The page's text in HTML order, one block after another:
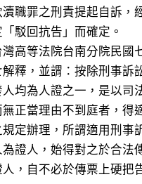
職罪之刑責提起自訴，
駁回抗告」而確定。
灣高等法院台南分院民
解釋，並謂：按除刑事
均為人證之一，是以司
正當理由不到庭者，得
定辦理，所謂適用刑事
證人，始得對之於合法
，自不必於傳票上硬把